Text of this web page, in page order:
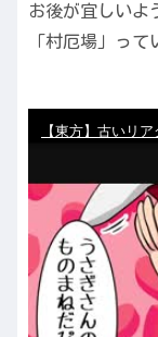
お後が宜しいよ
「村厄場」っ